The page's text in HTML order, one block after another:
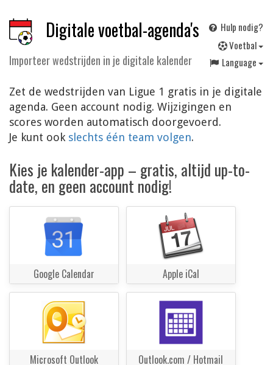
Digitale voetbal-agenda's
Importeer wedstrijden in je digitale kalender
Hulp nodig?
Voetbal
Language
Zet de wedstrijden van Ligue 1 gratis in je digitale
agenda. Geen account nodig. Wijzigingen en
scores worden automatisch doorgevoerd.
Je kunt ook slechts één team volgen.
Kies je kalender-app – gratis, altijd up-to-
date, en geen account nodig!
Google Calendar Apple iCal
Microsoft Outlook Outlook.com / Hotmail